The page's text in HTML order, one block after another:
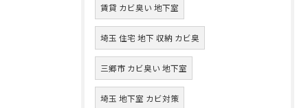
賃貸 カビ臭い 地下室
埼玉 住宅 地下 収納 カビ臭
三郷市 カビ臭い 地下室
埼玉 地下室 カビ対策